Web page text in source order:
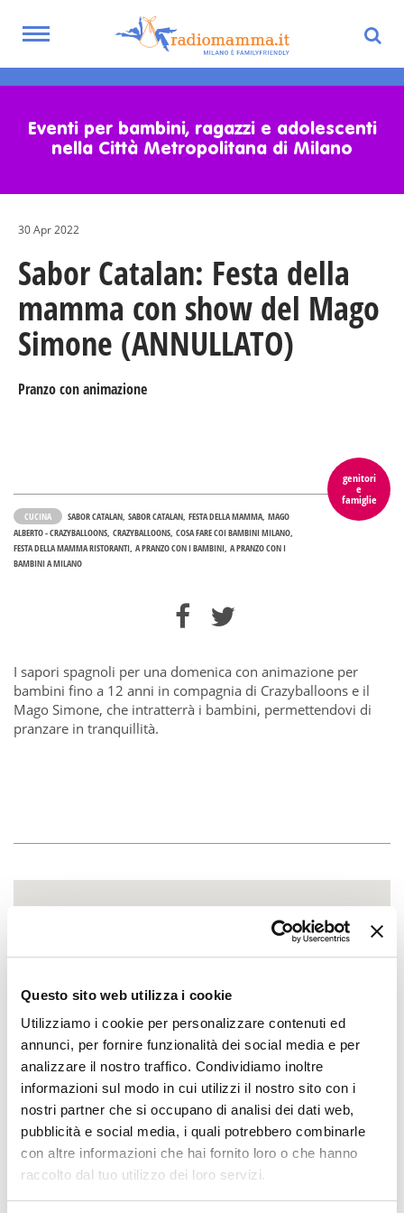
Questo sito web utilizza i cookie
Utilizziamo i cookie per personalizzare contenuti ed
annunci, per fornire funzionalità dei social media e per
analizzare il nostro traffico. Condividiamo inoltre
informazioni sul modo in cui utilizzi il nostro sito con i
nostri partner che si occupano di analisi dei dati web,
pubblicità e social media, i quali potrebbero combinarle
con altre informazioni che hai fornito loro o che hanno
raccolto dal tuo utilizzo dei loro servizi.
content
Toggle
Eventi per bambini, ragazzi e adolescenti
nella Città Metropolitana di Milano
30 Apr 2022
Sabor Catalan: Festa della
mamma con show del Mago
Simone (ANNULLATO)
Pranzo con animazione
genitori
e
famiglie
CUCINA SABOR CATALAN SABOR CATALAN FESTA DELLA MAMMA MAGO
ALBERTO - CRAZYBALLOONS CRAZYBALLOONS COSA FARE COI BAMBINI MILANO
FESTA DELLA MAMMA RISTORANTI A PRANZO CON I BAMBINI A PRANZO CON I
BAMBINI A MILANO
I sapori spagnoli per una domenica con animazione per
bambini fino a 12 anni in compagnia di Crazyballoons e il
Mago Simone, che intratterrà i bambini, permettendovi di
pranzare in tranquillità.